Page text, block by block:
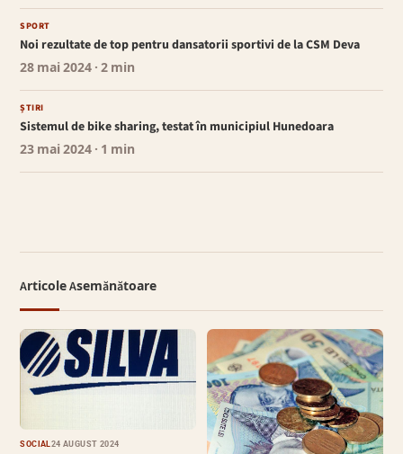
SPORT
Noi rezultate de top pentru dansatorii sportivi de la CSM Deva
28 mai 2024 · 2 min
ȘTIRI
Sistemul de bike sharing, testat în municipiul Hunedoara
23 mai 2024 · 1 min
Articole Asemănătoare
SOCIAL24 AUGUST 2024